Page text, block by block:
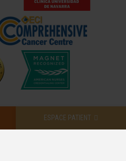
ESPACE PATIENT